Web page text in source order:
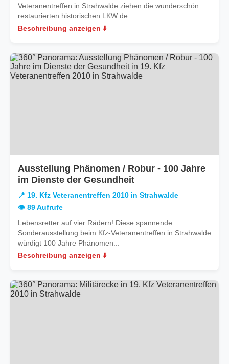
in
Veteranentreffen in Strahwalde ziehen die wunderschön
restaurierten historischen LKW de...
Beschreibung anzeigen ⬇️
Ausstellung Phänomen / Robur - 100 Jahre
im Dienste der Gesundheitin
19.
2010
in
📍 19. Kfz Veteranentreffen 2010 in Strahwalde
👁️ 89 Aufrufe
Lebensretter auf vier Rädern! Diese spannende
Sonderausstellung beim Kfz-Veteranentreffen in Strahwalde
würdigt 100 Jahre Phänomen...
Beschreibung anzeigen ⬇️